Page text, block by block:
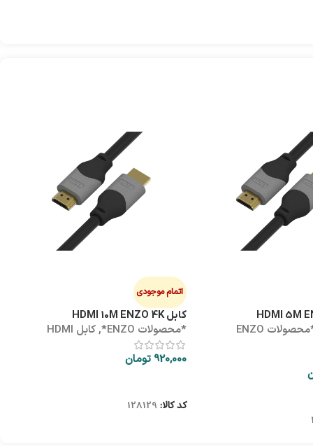
*محصولات ENZO
اتمام موجودی
کابل HDMI 10M ENZO 4K
*محصولات ENZO* ,کابل HDMI
920,000 تومان
کد کالا: 128129